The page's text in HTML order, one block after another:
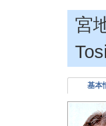
宮
基本